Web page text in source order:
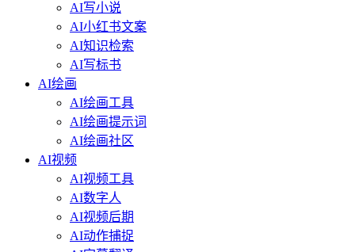
AI写小说
AI小红书文案
AI知识检索
AI写标书
AI绘画
AI绘画工具
AI绘画提示词
AI绘画社区
AI视频
AI视频工具
AI数字人
AI视频后期
AI动作捕捉